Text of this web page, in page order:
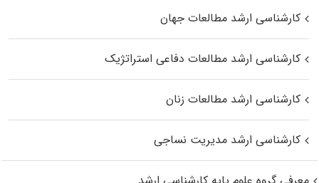
کارشناسی ارشد مطالعات جهان
کارشناسی ارشد مطالعات دفاعی استراتژیک
کارشناسی ارشد مطالعات زنان
کارشناسی ارشد مدیریت نساجی